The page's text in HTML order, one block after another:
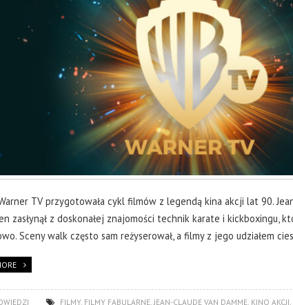
TV przygotowała cykl filmów z legendą kina akcji lat 90.
zasłynął z doskonałej znajomości technik karate i kickboxingu,
Sceny walk często sam reżyserował, a filmy z jego udziałem
FILMY, FILMY FABULARNE, JEAN-CLAUDE VAN DAMME, KINO AKCJI